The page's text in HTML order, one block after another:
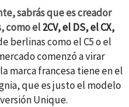
sabrás que es creador
como el2CV, el DS, el CX,
berlinas como el C5 o el
comenzó a virar
marca francesa tiene en el
que es justo el modelo
Unique.